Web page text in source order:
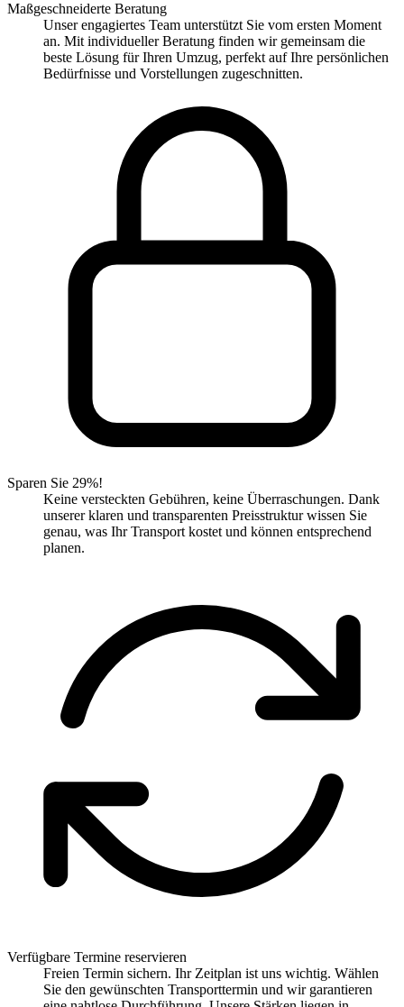
Maßgeschneiderte Beratung
Unser engagiertes Team unterstützt Sie vom ersten Moment
an. Mit individueller Beratung finden wir gemeinsam die
beste Lösung für Ihren Umzug, perfekt auf Ihre persönlichen
Bedürfnisse und Vorstellungen zugeschnitten.
Sparen Sie 29%!
Keine versteckten Gebühren, keine Überraschungen. Dank
unserer klaren und transparenten Preisstruktur wissen Sie
genau, was Ihr Transport kostet und können entsprechend
planen.
Verfügbare Termine reservieren
Freien Termin sichern. Ihr Zeitplan ist uns wichtig. Wählen
Sie den gewünschten Transporttermin und wir garantieren